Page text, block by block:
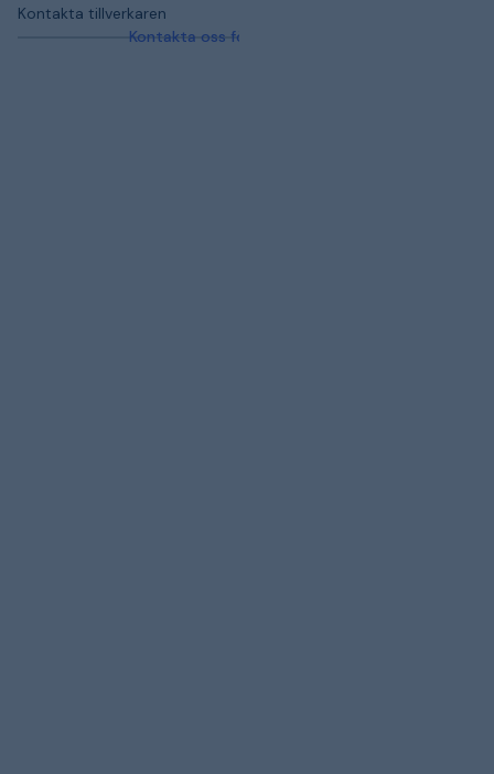
Kontakta tillverkaren
Kontakta oss för mer information